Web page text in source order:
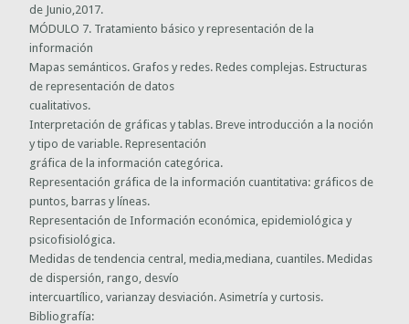
de Junio,2017.
MÓDULO 7. Tratamiento básico y representación de la
información
Mapas semánticos. Grafos y redes. Redes complejas. Estructuras
de representación de datos
cualitativos.
Interpretación de gráficas y tablas. Breve introducción a la noción
y tipo de variable. Representación
gráfica de la información categórica.
Representación gráfica de la información cuantitativa: gráficos de
puntos, barras y líneas.
Representación de Información económica, epidemiológica y
psicofisiológica.
Medidas de tendencia central, media,mediana, cuantiles. Medidas
de dispersión, rango, desvío
intercuartílico, varianzay desviación. Asimetría y curtosis.
Bibliografía: